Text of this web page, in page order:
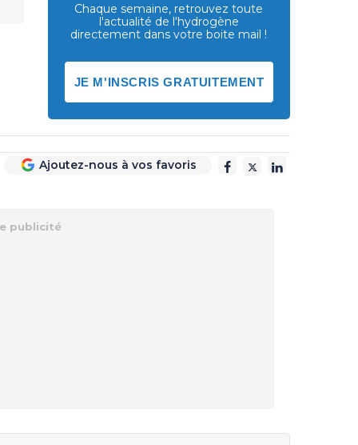
Chaque semaine, retrouvez toute
l'actualité de l'hydrogène
directement dans votre boite mail !
JE M'INSCRIS GRATUITEMENT
Ajoutez-nous à vos favoris